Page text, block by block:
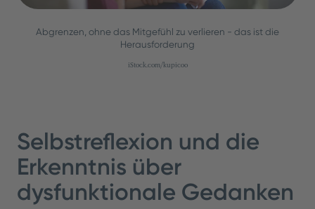
Abgrenzen, ohne das Mitgefühl zu verlieren - das ist die
Herausforderung
iStock.com/kupicoo
Selbstreflexion und die
Erkenntnis über
dysfunktionale Gedanken